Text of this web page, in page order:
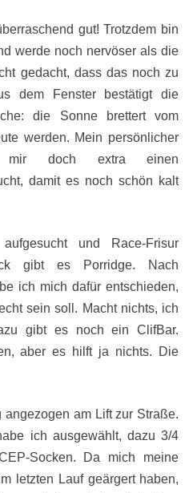
gut! Trotzdem bin
werde noch nervöser als die
gedacht, dass das noch zu
dem Fenster bestätigt die
die Sonne brettert vom
werden. Mein persönlicher
mir doch extra einen
damit es noch schön kalt
und Race-Frisur
gibt es Porridge. Nach
ich mich dafür entschieden,
sein soll. Macht nichts, ich
gibt es noch ein ClifBar.
aber es hilft ja nichts. Die
am Lift zur Straße.
ich ausgewählt, dazu 3/4
Socken. Da mich meine
letzten Lauf geärgert haben,